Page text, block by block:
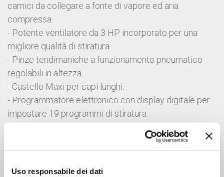
Uso responsabile dei dati
camici da collegare a fonte di vapore ed aria
compressa.
- Potente ventilatore da 3 HP incorporato per una
migliore qualità di stiratura.
- Pinze tendimaniche a funzionamento pneumatico
regolabili in altezza.
- Castello Maxi per capi lunghi.
- Programmatore elettronico con display digitale per
impostare 19 programmi di stiratura.
- Fascia anteriore del castello aspirante per
posizionare e fissare facilmente il capo.